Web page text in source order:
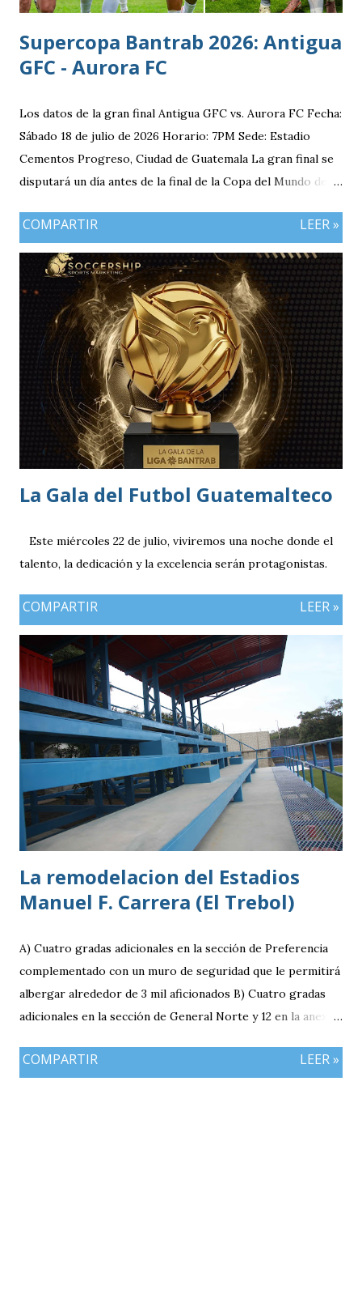
Supercopa Bantrab 2026: Antigua
GFC - Aurora FC
Los datos de la gran final Antigua GFC vs. Aurora FC Fecha:
Sábado 18 de julio de 2026 Horario: 7PM Sede: Estadio
Cementos Progreso, Ciudad de Guatemala La gran final se
disputará un día antes de la final de la Copa del Mundo de la
especialmente futbolera para los aficionados
guatemaltecos. Antigua GFC llega al partido como el
equipo más regular del torneo tras g
COMPARTIR LEER »
La Gala del Futbol Guatemalteco
Este miércoles 22 de julio, viviremos una noche donde el
talento, la dedicación y la excelencia serán protagonistas.
COMPARTIR LEER »
La remodelacion del Estadios
Manuel F. Carrera (El Trebol)
A) Cuatro gradas adicionales en la sección de Preferencia
complementado con un muro de seguridad que le permitirá
albergar alrededor de 3 mil aficionados B) Cuatro gradas
adicionales en la sección de General Norte y 12 en la anexa
El área de la General Sur con entrada independiente será
COMPARTIR LEER »